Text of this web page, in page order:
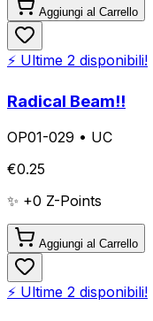
Aggiungi al Carrello
⚡ Ultime 2 disponibili!
Radical Beam!!
OP01-029 • UC
€0.25
✨ +0 Z-Points
Aggiungi al Carrello
⚡ Ultime 2 disponibili!